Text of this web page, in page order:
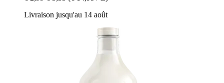
Livraison jusqu'au 14 août